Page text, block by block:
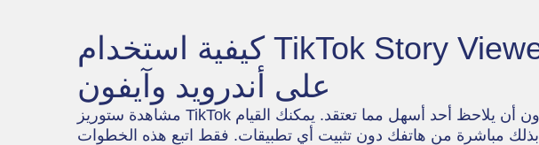
كيفية استخدام TikTok Story Viewer
على أندرويد وآيفون
مشاهدة ستوريز TikTok دون أن يلاحظ أحد أسهل مما تعتقد. يمكنك القيام
بذلك مباشرة من هاتفك دون تثبيت أي تطبيقات. فقط اتبع هذه الخطوات